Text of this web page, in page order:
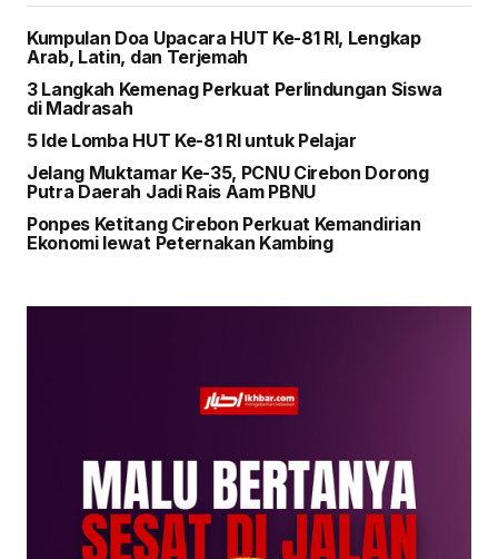
Kumpulan Doa Upacara HUT Ke-81 RI, Lengkap
Arab, Latin, dan Terjemah
3 Langkah Kemenag Perkuat Perlindungan Siswa
di Madrasah
5 Ide Lomba HUT Ke-81 RI untuk Pelajar
Jelang Muktamar Ke-35, PCNU Cirebon Dorong
Putra Daerah Jadi Rais Aam PBNU
Ponpes Ketitang Cirebon Perkuat Kemandirian
Ekonomi lewat Peternakan Kambing